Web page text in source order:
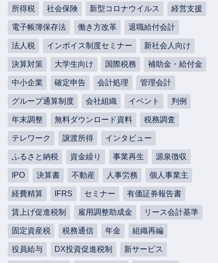
所得税 社会保険 新型コロナウイルス 経営支援
電子帳簿保存法 働き方改革 退職給付会計
法人税 インボイス制度セミナー 新社会人向け
決算対策 大学生向け 国際税務 補助金・給付金
中小企業 確定申告 会計処理 管理会計
グループ通算制度 会社組織 イベント 判例
年末調整 無料ダウンロード資料 税務調査
テレワーク 譲渡所得 インタビュー
ふるさと納税 資金繰り 事業再生 源泉徴収
IPO 決算書 不動産 人事労務 個人事業主
経費精算 IFRS セミナー 有価証券報告書
賃上げ促進税制 雇用調整助成金 リース会計基準
固定資産税 税務通信 年金 組織再編
役員給与 DX投資促進税制 新サービス